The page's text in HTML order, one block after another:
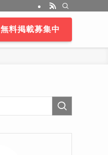
無料掲載募集中